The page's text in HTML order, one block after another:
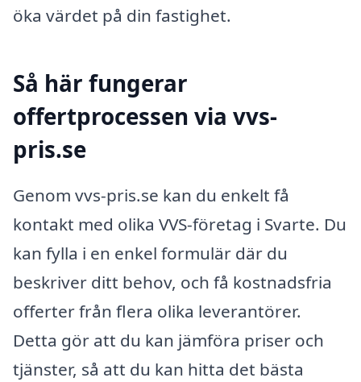
öka värdet på din fastighet.
Så här fungerar
offertprocessen via vvs-
pris.se
Genom vvs-pris.se kan du enkelt få
kontakt med olika VVS-företag i Svarte. Du
kan fylla i en enkel formulär där du
beskriver ditt behov, och få kostnadsfria
offerter från flera olika leverantörer.
Detta gör att du kan jämföra priser och
tjänster, så att du kan hitta det bästa